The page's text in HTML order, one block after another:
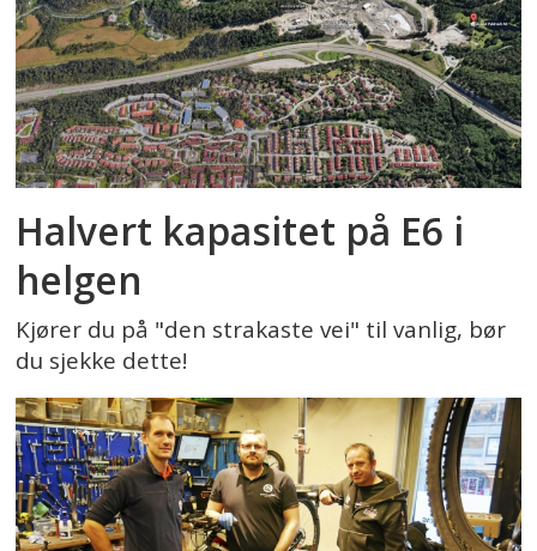
Halvert kapasitet på E6 i
helgen
Kjører du på "den strakaste vei" til vanlig, bør
du sjekke dette!